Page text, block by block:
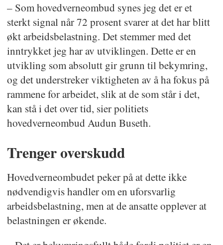
– Som hovedverneombud synes jeg det er et
sterkt signal når 72 prosent svarer at det har blitt
økt arbeidsbelastning. Det stemmer med det
inntrykket jeg har av utviklingen. Dette er en
utvikling som absolutt gir grunn til bekymring,
og det understreker viktigheten av å ha fokus på
rammene for arbeidet, slik at de som står i det,
kan stå i det over tid, sier politiets
hovedverneombud Audun Buseth.
Trenger overskudd
Hovedverneombudet peker på at dette ikke
nødvendigvis handler om en uforsvarlig
arbeidsbelastning, men at de ansatte opplever at
belastningen er økende.